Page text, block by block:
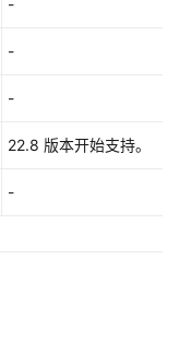
-
-
-
22.8 版本开始支持。
-